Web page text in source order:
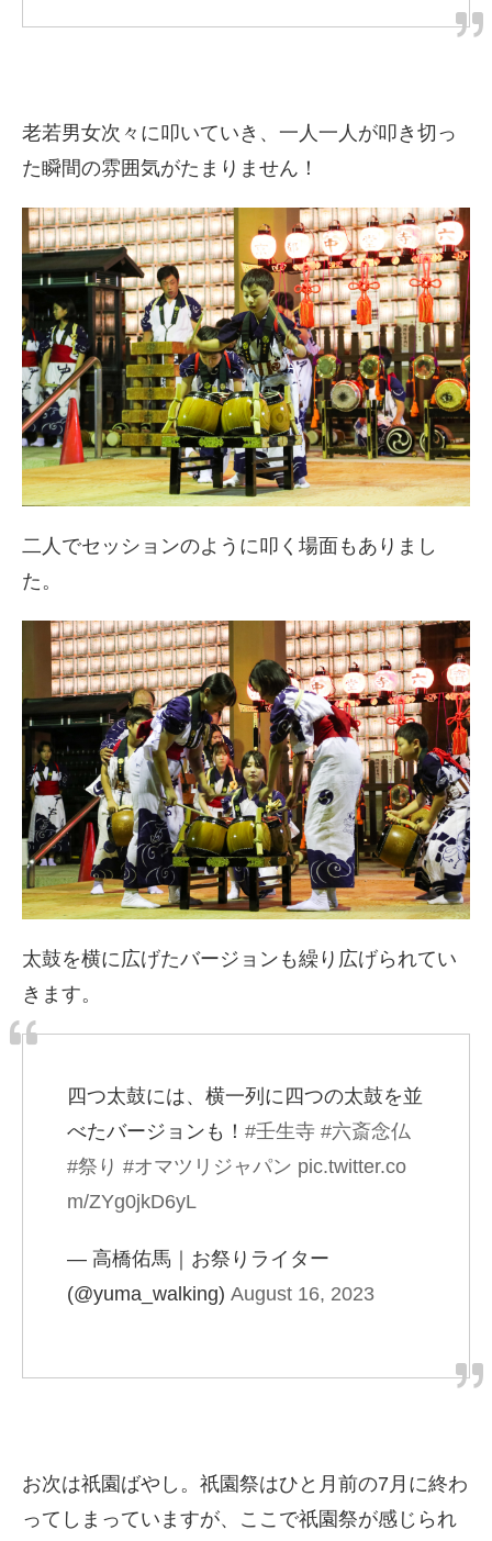
老若男女次々に叩いていき、一人一人が叩き切っ
た瞬間の雰囲気がたまりません！
二人でセッションのように叩く場面もありまし
た。
太鼓を横に広げたバージョンも繰り広げられてい
きます。
四つ太鼓には、横一列に四つの太鼓を並
べたバージョンも！ #壬生寺 #六斎念仏
#祭り #オマツリジャパン pic.twitter.co
m/ZYg0jkD6yL
— 高橋佑馬｜お祭りライター
(@yuma_walking) August 16, 2023
お次は祇園ばやし。祇園祭はひと月前の7月に終わ
ってしまっていますが、ここで祇園祭が感じられ